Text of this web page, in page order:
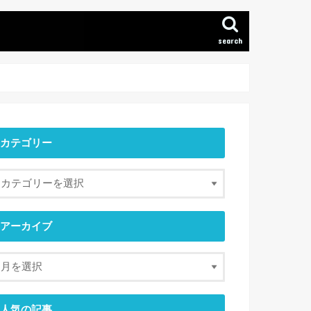
search
カテゴリー
アーカイブ